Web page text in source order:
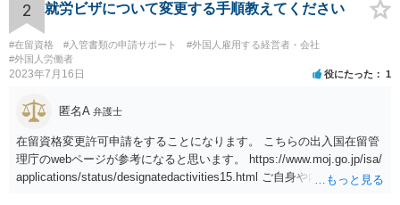
2 就労ビザについて変更する手順教えてください
#在留資格 #入管書類の申請サポート
#外国人雇用する経営者・会社
#外国人労働者
2023年7月16日 役にたった 1
匿名A 弁護士
在留資格変更許可申請をすることになります。 こちらの出入国在留管
理庁のwebページが参考になると思います。 https://www.moj.go.jp/isa/
applications/status/designatedactivities15.html ご自身や内定先企業で